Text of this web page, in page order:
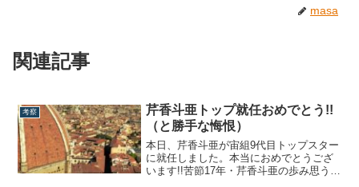
masa
関連記事
考察
芹香斗亜トップ就任おめでとう!!
（と勝手な悔恨）
本日、芹香斗亜が宙組9代目トップスター
に就任しました。本当におめでとうござ
います!!苦節17年・芹香斗亜の歩み思う